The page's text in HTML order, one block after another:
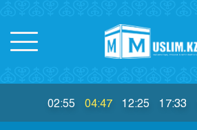
02:55 04:47 12:25 17:33